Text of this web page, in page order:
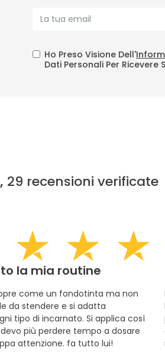
Ho Preso Visione Dell'
Dati Personali Per Ricevere
29 recensioni verificate
la mia routine
come un fondotinta ma non
da stendere e si adatta
tipo di incarnato. Si applica così
più perdere tempo a dosare
attenzione. fa tutto lui!